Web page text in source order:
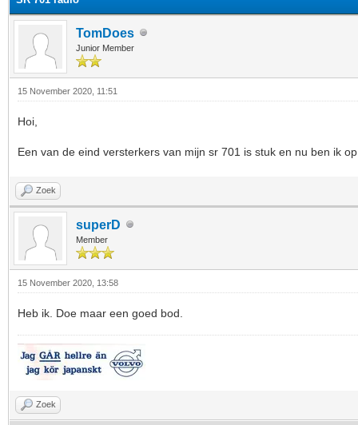
TomDoes
Junior Member
15 November 2020, 11:51
Hoi,
Een van de eind versterkers van mijn sr 701 is stuk en nu ben ik
Zoek
superD
Member
15 November 2020, 13:58
Heb ik. Doe maar een goed bod.
Zoek